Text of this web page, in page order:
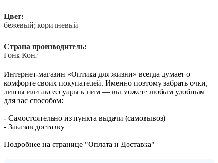
Цвет:
бежевый; коричневый
Страна производитель:
Гонк Конг
Интернет-магазин «Оптика для жизни» всегда думает о
комфорте своих покупателей. Именно поэтому забрать очки,
линзы или аксессуары к ним — вы можете любым удобным
для вас способом:
- Cамостоятельно из пункта выдачи (самовывоз)
- Заказав доставку
Подробнее на странице "Оплата и Доставка"